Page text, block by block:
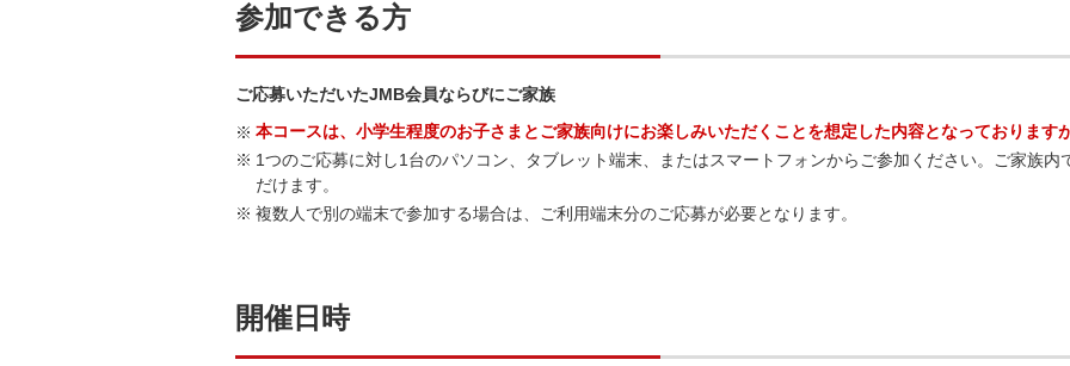
参加できる方
ご応募いただいたJMB会員ならびにご家族
本コースは、小学生程度のお子さまとご家族向けにお楽しみいただくことを想定した内容となっております
1つのご応募に対し1台のパソコン、タブレット端末、またはスマートフォンからご参加ください。ご家族
だけます。
複数人で別の端末で参加する場合は、ご利用端末分のご応募が必要となります。
開催日時